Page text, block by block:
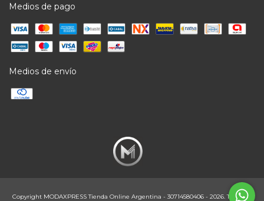
Medios de pago
Medios de envío
Copyright MODAXPRESS Tienda Online Argentina - 30714580406 - 2026. Todos los